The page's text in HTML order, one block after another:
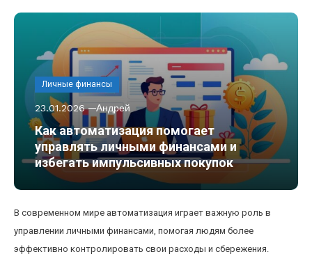
Личные финансы
23.01.2026 Андрей
Как автоматизация помогает
управлять личными финансами и
избегать импульсивных покупок
В современном мире автоматизация играет важную роль в
управлении личными финансами, помогая людям более
эффективно контролировать свои расходы и сбережения.